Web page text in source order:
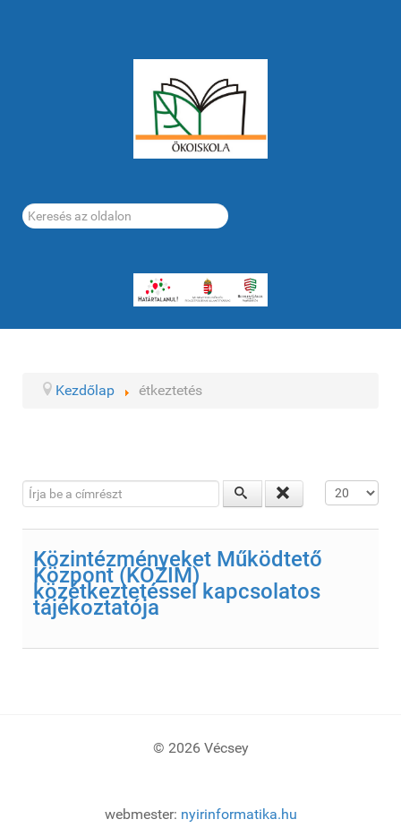
Keresés...
Kezdőlap étkeztetés
Írja be a címrészt Tételek #
Közintézményeket Működtető
Központ (KÖZIM)
közétkeztetéssel kapcsolatos
tájékoztatója
© 2026 Vécsey
webmester: nyirinformatika.hu